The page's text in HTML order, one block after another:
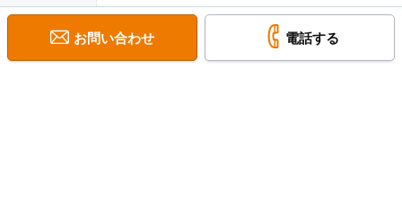
お問い合わせ 電話する